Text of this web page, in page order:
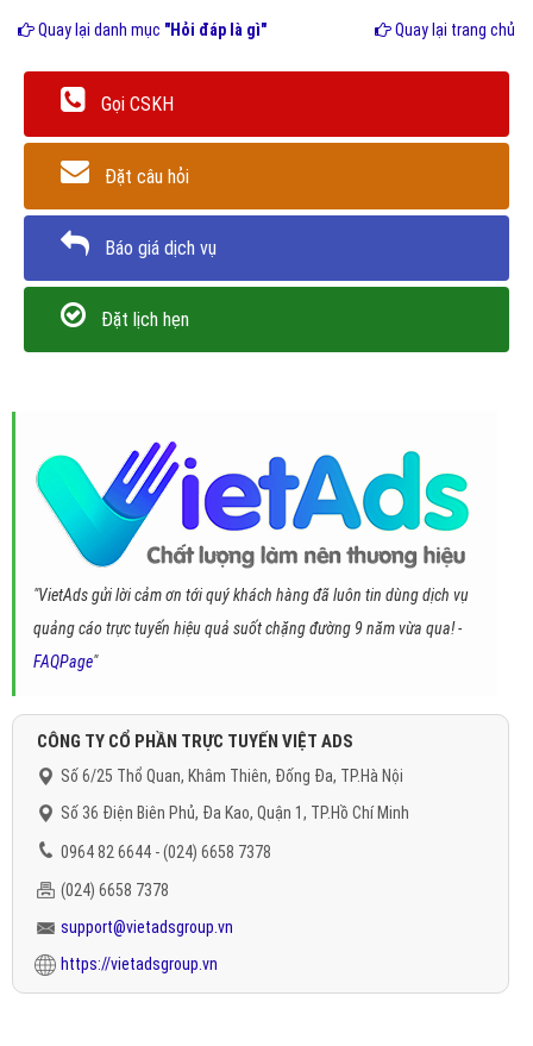
Quay lại danh mục "Hỏi đáp là gì" Quay lại trang chủ
Gọi CSKH
Đặt câu hỏi
Báo giá dịch vụ
Đặt lịch hẹn
"VietAds gửi lời cảm ơn tới quý khách hàng đã luôn tin dùng dịch vụ
quảng cáo trực tuyến hiệu quả suốt chặng đường 9 năm vừa qua! -
FAQPage"
CÔNG TY CỔ PHẦN TRỰC TUYẾN VIỆT ADS
Số 6/25 Thổ Quan, Khâm Thiên, Đống Đa, TP.Hà Nội
Số 36 Điện Biên Phủ, Đa Kao, Quận 1, TP.Hồ Chí Minh
0964 82 6644 - (024) 6658 7378
(024) 6658 7378
support@vietadsgroup.vn
https://vietadsgroup.vn